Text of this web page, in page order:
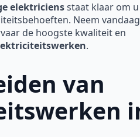
elektriciensstaat klaar om
Neem
de hoogste kwaliteit en
.
van